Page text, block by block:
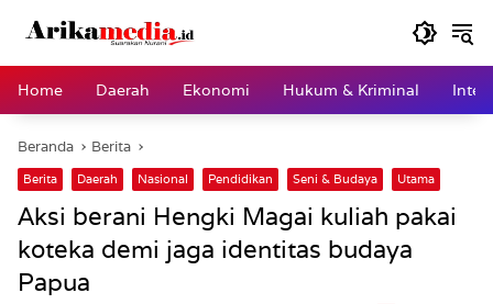
Home
Daerah Ekonomi Hukum & Kriminal
Beranda Berita
Berita Daerah Nasional Pendidikan Seni & Budaya Utama
Aksi berani Hengki Magai kuliah pakai
koteka demi jaga identitas budaya
Papua